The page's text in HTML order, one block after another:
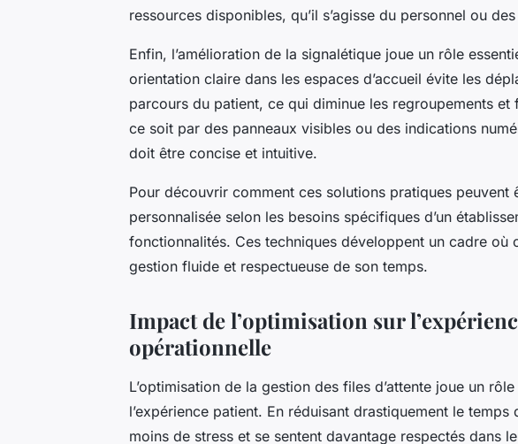
ressources disponibles, qu’il s’agisse du personnel ou
Enfin, l’amélioration de la signalétique joue un rôle
orientation claire dans les espaces d’accueil évite les
parcours du patient, ce qui diminue les regroupements
ce soit par des panneaux visibles ou des indications
doit être concise et intuitive.
Pour découvrir comment ces solutions pratiques peuvent
personnalisée selon les besoins spécifiques d’un
fonctionnalités. Ces techniques développent un cadre où
gestion fluide et respectueuse de son temps.
Impact de l’optimisation sur
opérationnelle
L’optimisation de la gestion des files d’attente joue un
l’expérience patient. En réduisant drastiquement le temps
moins de stress et se sentent davantage respectés dans